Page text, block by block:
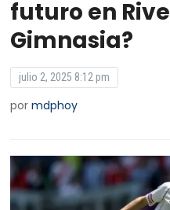
futuro en
Gimnasia?
julio 2, 2025 8:12 pm
pormdphoy